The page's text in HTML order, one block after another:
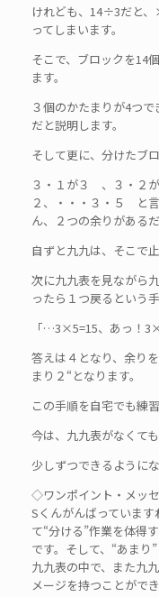
けれども、14÷3だと
ってしまいます。
そこで、ブロックを14
ます。
３個のかたまりが4つで
だと説明します。
そして更に、分けたブ
３・１が３ 、３・２
２、・・・３・５ と
ん、２つの余りがあるだ
自ずと九九は、そこで止
次に九九表を見ながら
ったら１つ戻るという
「…3×5=15、あっ！
答えは４となり、余り
まり２“となります。
この手順を自宅でも練
今は、九九表がなくて
少しずつできるように
◇ワンポイント・メッ
Sくんがんばっていま
て“分ける”作業を体得
です。そして、“あまり
九九表の中で、また九
メージを持つことがで